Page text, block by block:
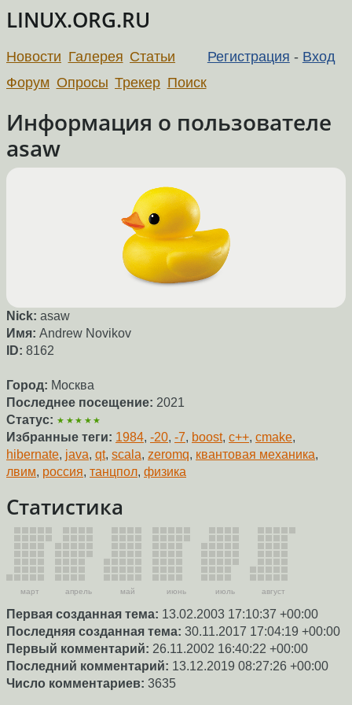
LINUX.ORG.RU
Регистрация - Вход
Новости Галерея Статьи
Форум Опросы Трекер Поиск
Информация о пользователе
asaw
Nick: asaw
Имя: Andrew Novikov
ID: 8162
Город: Москва
Последнее посещение: 2021
Статус: ★★★★★
Избранные теги: 1984, -20, -7, boost, c++, cmake,
hibernate, java, qt, scala, zeromq, квантовая механика,
лвим, россия, танцпол, физика
Статистика
март апрель май июнь июль август
Первая созданная тема: 13.02.2003 17:10:37 +00:00
Последняя созданная тема: 30.11.2017 17:04:19 +00:00
Первый комментарий: 26.11.2002 16:40:22 +00:00
Последний комментарий: 13.12.2019 08:27:26 +00:00
Число комментариев: 3635